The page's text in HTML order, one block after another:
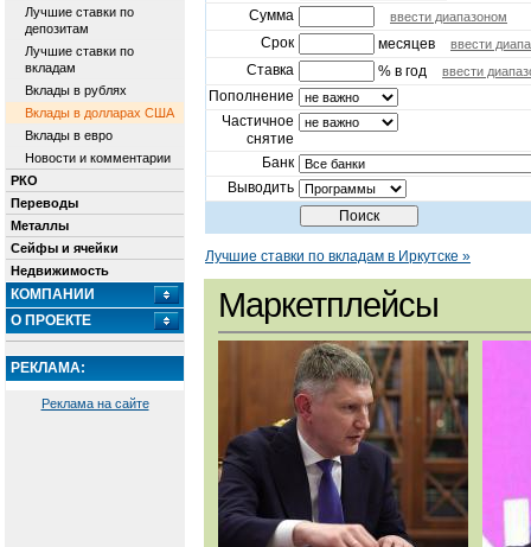
Лучшие ставки по
депозитам
Лучшие ставки по
вкладам
Вклады в рублях
Вклады в долларах США
Вклады в евро
Новости и комментарии
РКО
Переводы
Металлы
Сейфы и ячейки
Недвижимость
КОМПАНИИ
О ПРОЕКТЕ
РЕКЛАМА:
Реклама на сайте
Сумма
ввести диапазоном
Срок месяцев ввести
Ставка % в год ввести
Пополнение
Частичное
снятие
Банк
Выводить
Лучшие ставки по вкладам в Иркутске »
Маркетплейсы